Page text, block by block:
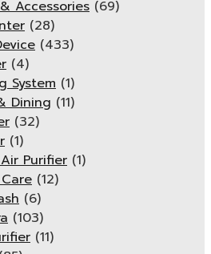
Accessories (69)
(28)
(433)
(4)
System (1)
Dining (11)
(32)
(1)
Purifier (1)
(12)
(6)
(103)
(11)